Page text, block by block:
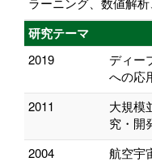
研究テーマ
2019
ディー
への応
2011
大規模
究・開
2004
航空宇